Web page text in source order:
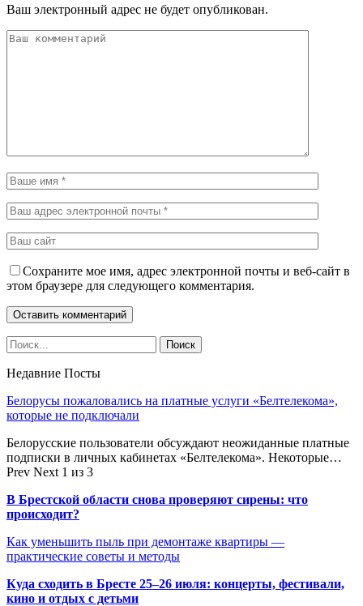
Ваш электронный адрес не будет опубликован.
Сохраните мое имя, адрес электронной почты и веб-сайт в
этом браузере для следующего комментария.
Недавние Посты
Белорусы пожаловались на платные услуги «Белтелекома»,
которые не подключали
Белорусские пользователи обсуждают неожиданные платные
подписки в личных кабинетах «Белтелекома». Некоторые…
Prev Next 1 из 3
В Брестской области снова проверяют сирены: что
происходит?
Как уменьшить пыль при демонтаже квартиры —
практические советы и методы
Куда сходить в Бресте 25–26 июля: концерты, фестивали,
кино и отдых с детьми